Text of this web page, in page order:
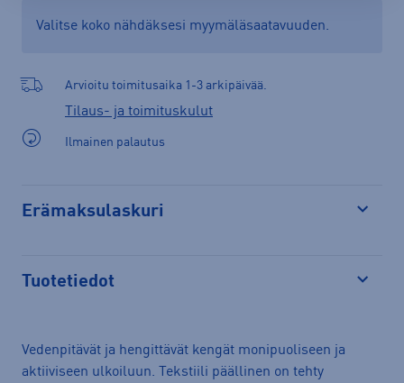
Valitse koko nähdäksesi myymäläsaatavuuden.
Arvioitu toimitusaika 1-3 arkipäivää.
Tilaus- ja toimituskulut
Ilmainen palautus
Erämaksulaskuri
Tuotetiedot
Vedenpitävät ja hengittävät kengät monipuoliseen ja
aktiiviseen ulkoiluun. Tekstiili päällinen on tehty